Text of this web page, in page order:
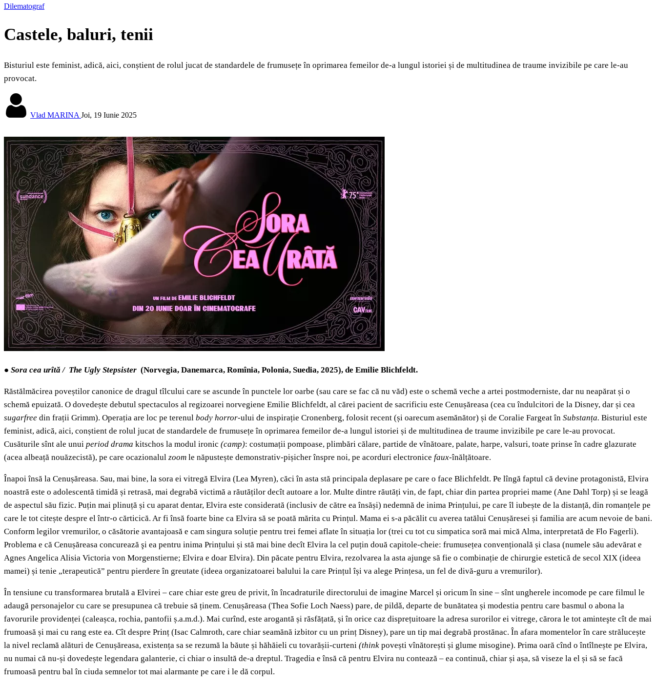
Dilematograf
Castele, baluri, tenii
Bisturiul este feminist, adică, aici, conștient de rolul jucat de standardele de frumusețe în oprimarea femeilor de-a lungul istoriei și de multitudinea de traume invizibile pe care le-au
provocat.
Vlad MARINA Joi, 19 Iunie 2025
● Sora cea urîtă / The Ugly Stepsister (Norvegia, Danemarca, Romînia, Polonia, Suedia, 2025), de Emilie Blichfeldt.
Răstălmăcirea poveștilor canonice de dragul tîlcului care se ascunde în punctele lor oarbe (sau care se fac că nu văd) este o schemă veche a artei postmoderniste, dar nu neapărat și o
schemă epuizată. O dovedește debutul spectaculos al regizoarei norvegiene Emilie Blichfeldt, al cărei pacient de sacrificiu este Cenușăreasa (cea cu îndulcitori de la Disney, dar și cea
sugarfree din frații Grimm). Operația are loc pe terenul body horror-ului de inspirație Cronenberg, folosit recent (și oarecum asemănător) și de Coralie Fargeat în Substanța. Bisturiul este
feminist, adică, aici, conștient de rolul jucat de standardele de frumusețe în oprimarea femeilor de-a lungul istoriei și de multitudinea de traume invizibile pe care le-au provocat.
Cusăturile sînt ale unui period drama kitschos la modul ironic (camp): costumații pompoase, plimbări călare, partide de vînătoare, palate, harpe, valsuri, toate prinse în cadre glazurate
(acea albeață nouăzecistă), pe care ocazionalul zoom le năpustește demonstrativ-pișicher înspre noi, pe acorduri electronice faux-înălțătoare.
Înapoi însă la Cenușăreasa. Sau, mai bine, la sora ei vitregă Elvira (Lea Myren), căci în asta stă principala deplasare pe care o face Blichfeldt. Pe lîngă faptul că devine protagonistă, Elvira
noastră este o adolescentă timidă și retrasă, mai degrabă victimă a răutăților decît autoare a lor. Multe dintre răutăți vin, de fapt, chiar din partea propriei mame (Ane Dahl Torp) și se leagă
de aspectul său fizic. Puțin mai plinuță și cu aparat dentar, Elvira este considerată (inclusiv de către ea însăși) nedemnă de inima Prințului, pe care îl iubește de la distanță, din romanțele pe
care le tot citește despre el într-o cărticică. Ar fi însă foarte bine ca Elvira să se poată mărita cu Prințul. Mama ei s-a păcălit cu averea tatălui Cenușăresei și familia are acum nevoie de bani.
Conform legilor vremurilor, o căsătorie avantajoasă e cam singura soluție pentru trei femei aflate în situația lor (trei cu tot cu simpatica soră mai mică Alma, interpretată de Flo Fagerli).
Problema e că Cenușăreasa concurează şi ea pentru inima Prințului și stă mai bine decît Elvira la cel puțin două capitole-cheie: frumusețea convențională și clasa (numele său adevărat e
Agnes Angelica Alisia Victoria von Morgenstierne; Elvira e doar Elvira). Din păcate pentru Elvira, rezolvarea la asta ajunge să fie o combinație de chirurgie estetică de secol XIX (ideea
mamei) și tenie „terapeutică” pentru pierdere în greutate (ideea organizatoarei balului la care Prințul își va alege Prințesa, un fel de divă-guru a vremurilor).
În tensiune cu transformarea brutală a Elvirei – care chiar este greu de privit, în încadraturile directorului de imagine Marcel și oricum în sine – sînt ungherele incomode pe care filmul le
adaugă personajelor cu care se presupunea că trebuie să ținem. Cenușăreasa (Thea Sofie Loch Naess) pare, de pildǎ, departe de bunătatea și modestia pentru care basmul o abona la
favorurile providenței (caleașca, rochia, pantofii ș.a.m.d.). Mai curînd, este arogantă și răsfățată, și în orice caz disprețuitoare la adresa surorilor ei vitrege, cărora le tot aminteşte cît de mai
frumoasă și mai cu rang este ea. Cît despre Prinț (Isac Calmroth, care chiar seamănă izbitor cu un prinț Disney), pare un tip mai degrabă prostănac. În afara momentelor în care strălucește
la nivel reclamă alături de Cenușăreasa, existența sa se rezumă la băute și hăhăieli cu tovarășii-curteni (think povești vînătorești și glume misogine). Prima oară cînd o întîlnește pe Elvira,
nu numai că nu-și dovedește legendara galanterie, ci chiar o insultă de-a dreptul. Tragedia e însă că pentru Elvira nu contează – ea continuă, chiar și așa, să viseze la el și să se facă
frumoasă pentru bal în ciuda semnelor tot mai alarmante pe care i le dă corpul.